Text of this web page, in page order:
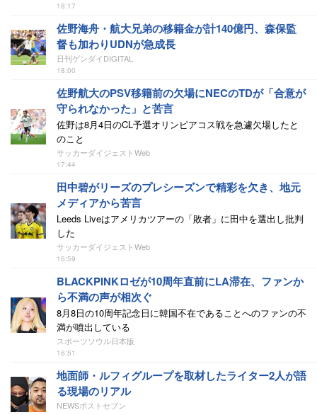
18:17
佐野海舟・航大兄弟の移籍金が計140億円、森保監
督も加わりUDNが急成長
日刊ゲンダイDIGITAL
18:00
佐野航大のPSV移籍前の欠場にNECのTDが「合意が
守られなかった」と苦言
佐野は8月4日のCL予選オリンピアコス戦を急遽欠場したと
のこと
サッカーダイジェストWeb
17:44
田中碧がリーズのプレシーズンで精彩を欠き、地元
メディアから苦言
Leeds Liveはアメリカツアーの「敗者」に田中を選出し批判
した
サッカーダイジェストWeb
16:59
BLACKPINKロゼが10周年直前にLA滞在、ファンか
ら不満の声が相次ぐ
8月8日の10周年記念日に韓国不在であることへのファンの不
満が噴出している
スポーツソウル日本版
16:51
地面師・ルフィグループを取材したライター2人が語
る現場のリアル
NEWSポストセブン